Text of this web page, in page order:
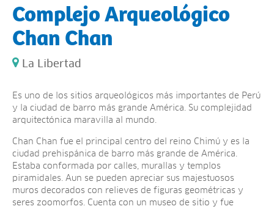
Complejo Arqueológico
Chan Chan
La Libertad
Es uno de los sitios arqueológicos más importantes de Perú
y la ciudad de barro más grande América. Su complejidad
arquitectónica maravilla al mundo.
Chan Chan fue el principal centro del reino Chimú y es la
ciudad prehispánica de barro más grande de América.
Estaba conformada por calles, murallas y templos
piramidales. Aun se pueden apreciar sus majestuosos
muros decorados con relieves de figuras geométricas y
seres zoomorfos. Cuenta con un museo de sitio y fue